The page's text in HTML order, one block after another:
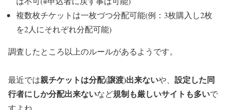
複数枚チケットは一枚づつ分配可能(例：3枚購入し2枚
を2人にそれぞれ分配可能)
調査したところ以上のルールがあるようです。
最近では親チケットは分配(譲渡)出来ないや、 設定した同
行者にしか分配出来ないなど規制も厳しいサイトも多いで
すよね。